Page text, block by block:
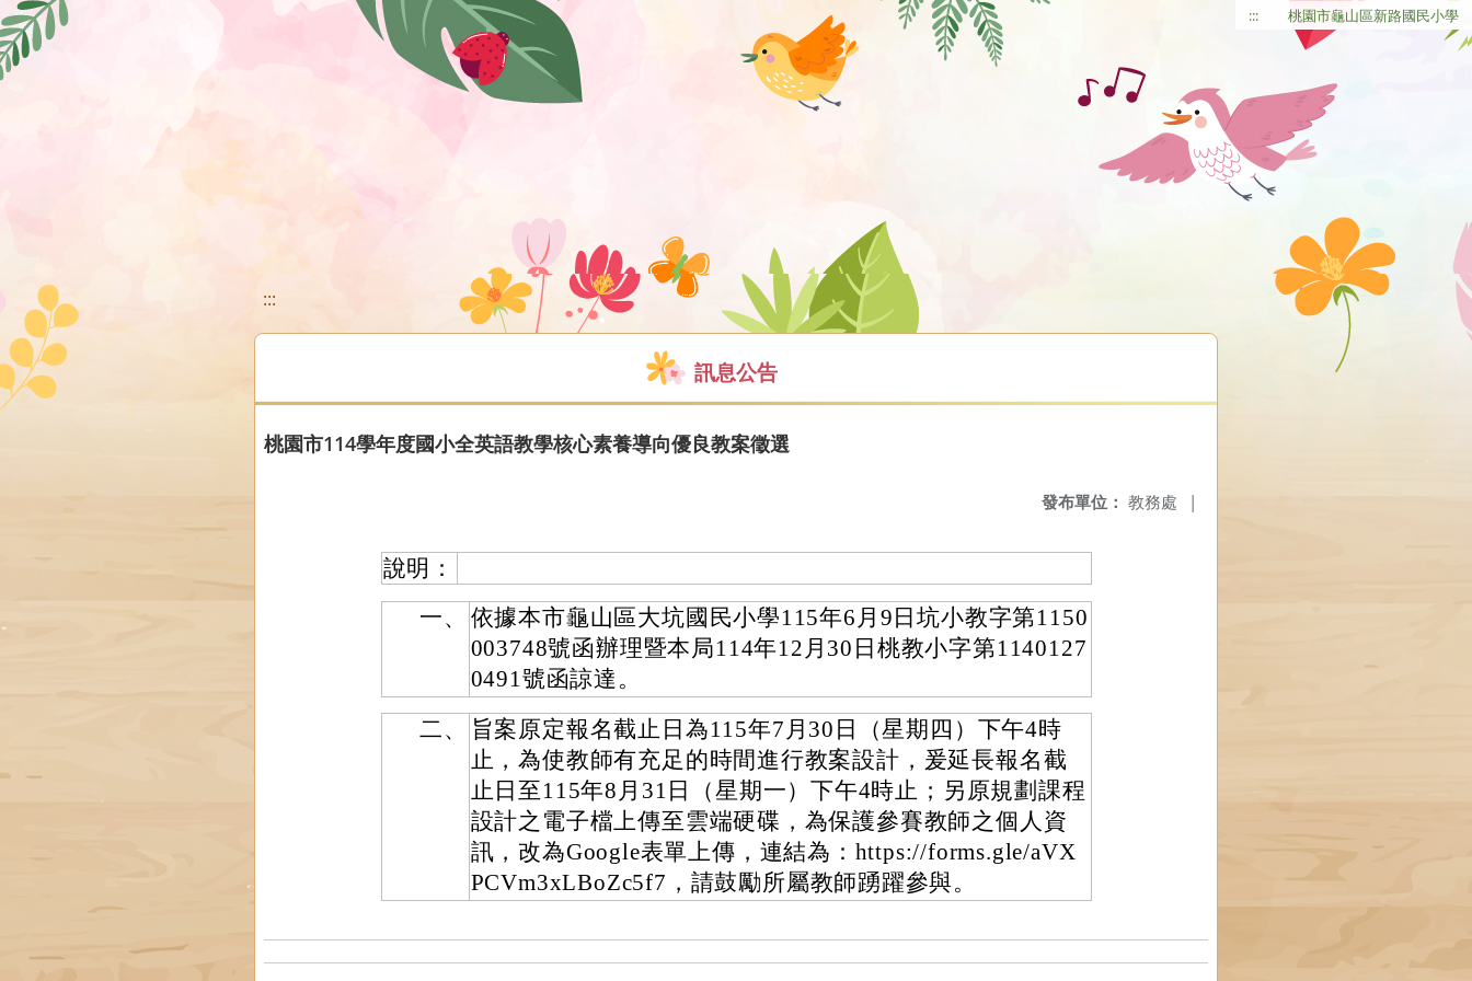
移至網頁之主要內容區位置 ::: 桃園市龜山區新路國民小學
:::
訊息公告
桃園市114學年度國小全英語教學核心素養導向優良教案徵選
發布單位： 教務處 |
說明：
一、
依據本市龜山區大坑國民小學115年6月9日坑小教字第1150
003748號函辦理暨本局114年12月30日桃教小字第1140127
0491號函諒達。
二、
旨案原定報名截止日為115年7月30日（星期四）下午4時
止，為使教師有充足的時間進行教案設計，爰延長報名截
止日至115年8月31日（星期一）下午4時止；另原規劃課程
設計之電子檔上傳至雲端硬碟，為保護參賽教師之個人資
訊，改為Google表單上傳，連結為：https://forms.gle/aVX
PCVm3xLBoZc5f7，請鼓勵所屬教師踴躍參與。